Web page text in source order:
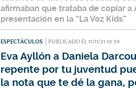
afirmaban que trataba de copiar a
presentación en la “La Voz Kids”
ESPECTÁCULOS PUBLICADO EL 11/11/21 10:59
Eva Ayllón a Daniela
repente por tu juventud
la nota que te dé la gana,